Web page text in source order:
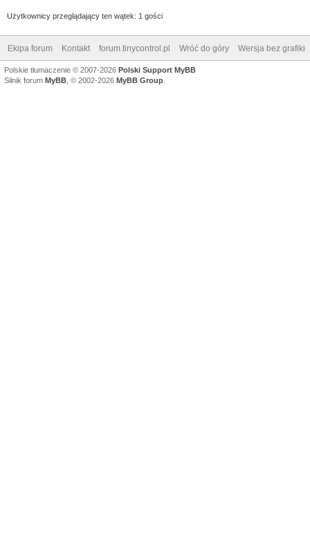
Użytkownicy przeglądający ten wątek: 1 gości
Ekipa forum Kontakt forum.tinycontrol.pl Wróć do góry Wersja bez grafiki
Polskie tłumaczenie © 2007-2026 Polski Support MyBB
Silnik forum MyBB , © 2002-2026 MyBB Group